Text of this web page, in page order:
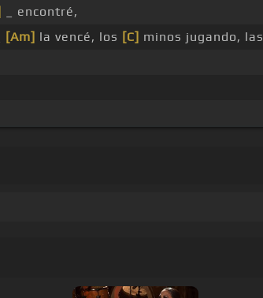
_ encontré,
[Am] la vencé, los [C] minos jugando, las